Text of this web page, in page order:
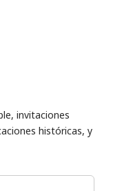
invitaciones
históricas, y